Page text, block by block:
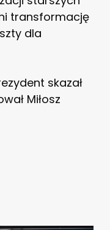
transformację
dla
skazał
Miłosz